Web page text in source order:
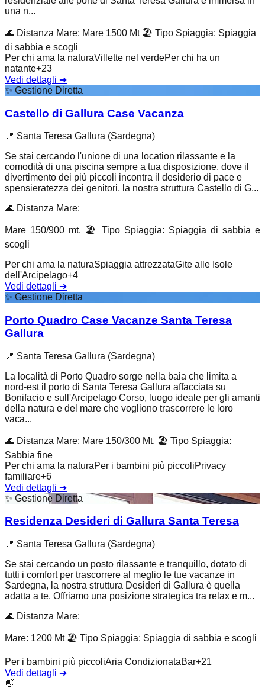
una n...
🌊 Distanza Mare: Mare 1500 Mt 🏖️ Tipo Spiaggia: Spiaggia
di sabbia e scogli
Per chi ama la naturaVillette nel verdePer chi ha un
natante+23
Vedi dettagli ➔
✨ Gestione Diretta
Castello di Gallura Case Vacanza
📍 Santa Teresa Gallura (Sardegna)
Se stai cercando l'unione di una location rilassante e la
comodità di una piscina sempre a tua disposizione, dove il
divertimento dei più piccoli incontra il desiderio di pace e
spensieratezza dei genitori, la nostra struttura Castello di G...
🌊 Distanza Mare:
Mare 150/900 mt. 🏖️ Tipo Spiaggia: Spiaggia di sabbia e
scogli
Per chi ama la naturaSpiaggia attrezzataGite alle Isole
dell'Arcipelago+4
Vedi dettagli ➔
✨ Gestione Diretta
Porto Quadro Case Vacanze Santa Teresa
Gallura
📍 Santa Teresa Gallura (Sardegna)
La località di Porto Quadro sorge nella baia che limita a
nord-est il porto di Santa Teresa Gallura affacciata su
Bonifacio e sull'Arcipelago Corso, luogo ideale per gli amanti
della natura e del mare che vogliono trascorrere le loro
vaca...
🌊 Distanza Mare: Mare 150/300 Mt. 🏖️ Tipo Spiaggia:
Sabbia fine
Per chi ama la naturaPer i bambini più piccoliPrivacy
familiare+6
Vedi dettagli ➔
✨ Gestione Diretta
Residenza Desideri di Gallura Santa Teresa
📍 Santa Teresa Gallura (Sardegna)
Se stai cercando un posto rilassante e tranquillo, dotato di
tutti i comfort per trascorrere al meglio le tue vacanze in
Sardegna, la nostra struttura Desideri di Gallura è quella
adatta a te. Offriamo una posizione strategica tra relax e m...
🌊 Distanza Mare:
Mare: 1200 Mt 🏖️ Tipo Spiaggia: Spiaggia di sabbia e scogli
Per i bambini più piccoliAria CondizionataBar+21
Vedi dettagli ➔
👋